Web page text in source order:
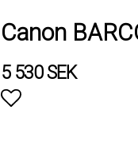
Canon
5 530 SEK